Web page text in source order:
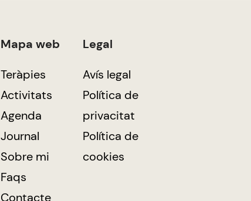
Mapa web
Teràpies
Activitats
Agenda
Journal
Sobre mi
Faqs
Contacte
Legal
Avís legal
Política de
privacitat
Política de
cookies